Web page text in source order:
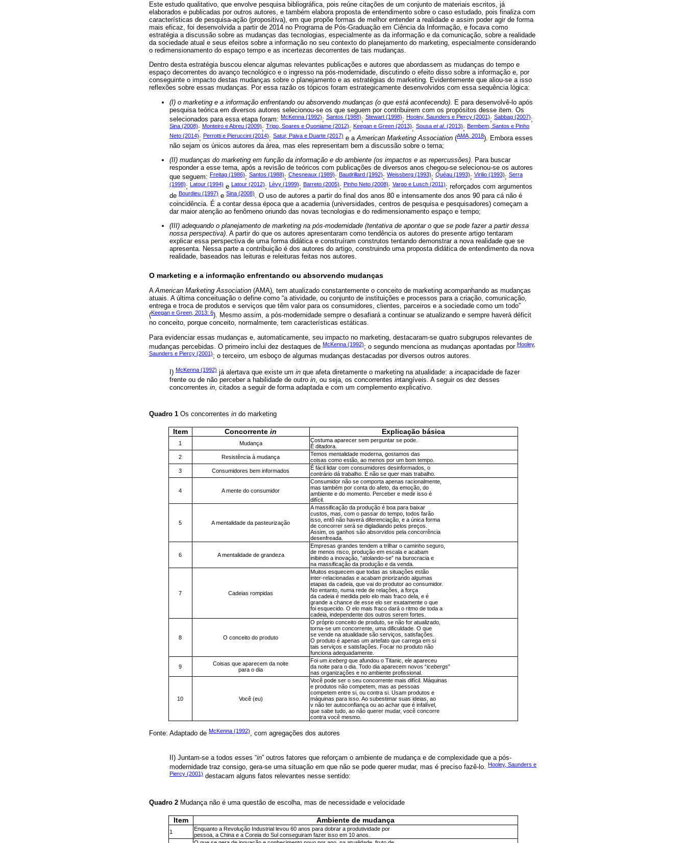
Este estudo qualitativo, que envolve pesquisa bibliográfica, pois reúne citações de um conjunto de materiais escritos, já
elaborados e publicadas por outros autores, e também elabora proposta de entendimento sobre o caso estudado, pois finaliza com
características de pesquisa-ação (propositiva), em que propõe formas de melhor entender a realidade e assim poder agir de forma
mais eficaz, foi desenvolvida a partir de 2014 no Programa de Pós-Graduação em Ciência da Informação, e focava como
estratégia a discussão sobre as mudanças das tecnologias, especialmente as da informação e da comunicação, sobre a realidade
da sociedade atual e seus efeitos sobre a informação no seu contexto do planejamento do marketing, especialmente considerando
o redimensionamento do espaço tempo e as incertezas decorrentes de tais mudanças.
Dentro desta estratégia buscou elencar algumas relevantes publicações e autores que abordassem as mudanças do tempo e
espaço decorrentes do avanço tecnológico e o ingresso na pós-modernidade, discutindo o efeito disso sobre a informação e, por
conseguinte o impacto destas mudanças sobre o planejamento e as estratégias do marketing. Evidentemente que aliou-se a isso
reflexões sobre essas mudanças. Por essa razão os tópicos foram estrategicamente desenvolvidos com essa sequência lógica:
(I) o marketing e a informação enfrentando ou absorvendo mudanças (o que está acontecendo). E para desenvolvê-lo após
pesquisa teórica em diversos autores selecionou-se os que seguem por contribuirem com os propósitos desse item. Os
selecionados para essa etapa foram: McKenna (1992); Santos (1988); Stewart (1998); Hooley, Saunders e Piercy (2001); Sabbag (2007);
Sina (2008); Monteiro e Abreu (2009); Trigo, Soares e Quoniame (2012); Keegan e Green (2013); Sousa et al. (2013); Bembem, Santos e Pinho
Neto (2014); Perrotti e Pieruccini (2014); Satur, Paiva e Duarte (2017) e aAmerican Marketing Association (AMA, 2018). Embora esses
não sejam os únicos autores da área, mas eles representam bem a discussão sobre o tema;
(II) mudanças do marketing em função da informação e do ambiente (os impactos e as repercussões). Para buscar
responder a esse tema, após a revisão de teóricos com publicações de diversos anos chegou-se selecionou-se os autores
que seguem: Freitag (1986); Santos (1988); Chesneaux (1989); Baudrillard (1992); Weissberg (1993); Quéau (1993); Virilio (1993); Serra
(1998); Latour (1994) e Latour (2012); Lèvy (1999); Barreto (2005); Pinho Neto (2008); Vargo e Lusch (2011); reforçados com argumentos
de Bourdieu (1997) e Sina (2008). O uso de autores a partir do final dos anos 80 e intensamente dos anos 90 para cá não é
coincidência. É a contar dessa época que a academia (universidades, centros de pesquisa e pesquisadores) começam a
dar maior atenção ao fenômeno oriundo das novas tecnologias e do redimensionamento espaço e tempo;
(III) adequando o planejamento de marketing na pós-modernidade (tentativa de apontar o que se pode fazer a partir dessa
nossa perspectiva) . A partir do que os autores apresentaram como tendência os autores do presente artigo tentaram
explicar essa perspectiva de uma forma didática e construíram construtos tentando demonstrar a nova realidade que se
apresenta. Nessa parte a contribuição é dos autores do artigo, construindo uma proposta didática de entendimento da nova
realidade, baseados nas leituras e releituras feitas nos autores.
O marketing e a informação enfrentando ou absorvendo mudanças
A American Marketing Association (AMA), tem atualizado constantemente o conceito de marketing acompanhando as mudanças
atuais. A última conceituação o define como “a atividade, ou conjunto de instituições e processos para a criação, comunicação,
entrega e troca de produtos e serviços que têm valor para os consumidores, clientes, parceiros e a sociedade como um todo”
(Keegan e Green, 2013: 6). Mesmo assim, a pós-modernidade sempre o desafiará a continuar se atualizando e sempre haverá déficit
no conceito, porque conceito, normalmente, tem características estáticas.
Para evidenciar essas mudanças e, automaticamente, seu impacto no marketing, destacaram-se quatro subgrupos relevantes de
mudanças percebidas. O primeiro inclui dez destaques de McKenna (1992); o segundo menciona as mudanças apontadas por Hooley,
Saunders e Piercy (2001); o terceiro, um esboço de algumas mudanças destacadas por diversos outros autores.
I) McKenna (1992) já alertava que existe um in que afeta diretamente o marketing na atualidade: a incapacidade de fazer
frente ou de não perceber a habilidade de outro in, ou seja, os concorrentes intangíveis. A seguir os dez desses
concorrentes in, citados a seguir de forma adaptada e com um complemento explicativo.
Quadro 1 Os concorrentes in do marketing
Item Concorrente in Explicação básica
1 Mudança
Costuma aparecer sem perguntar se pode.
É ditadora.
2
Resistência à mudança
Temos mentalidade moderna, gostamos das
coisas como estão, ao menos por um bom tempo.
3
Consumidores bem informados
É fácil lidar com consumidores desinformados, o
contrário dá trabalho. E não se quer mais trabalho.
4 A mente do consumidor
Consumidor não se comporta apenas racionalmente,
mas também por conta do afeto, da emoção, do
ambiente e do momento. Perceber e medir isso é
difícil.
5 A mentalidade da pasteurização
A massificação da produção é boa para baixar
custos, mas, com o passar do tempo, todos farão
isso, entõ não haverá diferenciação, e a única forma
de concorrer será se digladiando pelos preços.
Assim, os ganhos são absorvidos pela concorrência
desenfreada.
6 A mentalidade de grandeza
Empresas grandes tendem a trilhar o caminho seguro,
de menos risco, produção em escala e acabam
inibindo a inovação, “atolando-se” na burocracia e
na massificação da produção e da venda.
7 Cadeias rompidas
Muitos esquecem que todas as situações estão
inter-relacionadas e acabam priorizando algumas
etapas da cadeia, que vai do produtor ao consumidor.
No entanto, numa rede de relações, a força
da cadeia é medida pelo elo mais fraco dela, e é
grande a chance de esse elo ser exatamente o que
foi esquecido. O elo mais fraco dará o ritmo de toda a
cadeia, independente dos outros serem fortes.
8 O conceito do produto
O próprio conceito de produto, se não for atualizado,
torna-se um concorrente, uma dificuldade. O que
se vende na atualidade são serviços, satisfações.
O produto é apenas um artefato que carrega em si
tais serviços e satisfações. Focar no produto não
funciona adequadamente.
9
Coisas que aparecem da noite
para o dia
Foi um icebergque afundou o Titanic, ele apareceu
da noite para o dia. Todo dia aparecem novos “icebergs”
nas organizações e no ambiente profissional.
10 Você (eu)
Você pode ser o seu concorrente mais difícil. Máquinas
e produtos não competem, mas as pessoas
competem entre si, ou contra si. Usam produtos e
máquinas para isso. Ao subestimar suas ideias, ao
v não ter autoconfiança ou ao achar que é infalível,
que sabe tudo, ao não querer mudar, você concorre
contra você mesmo.
Fonte: Adaptado de McKenna (1992), com agregações dos autores
II) Juntam-se a todos esses “in” outros fatores que reforçam o ambiente de mudança e de complexidade que a pós-
modernidade traz consigo, gera-se uma situação em que não se pode querer mudar, mas é preciso fazê-lo. Hooley, Saunders e
Piercy (2001) destacam alguns fatos relevantes nesse sentido:
Quadro 2 Mudança não é uma questão de escolha, mas de necessidade e velocidade
Item Ambiente de mudança
1
Enquanto a Revolução Industrial levou 60 anos para dobrar a produtividade por
pessoa, a China e a Coreia do Sul conseguiram fazer isso em 10 anos.